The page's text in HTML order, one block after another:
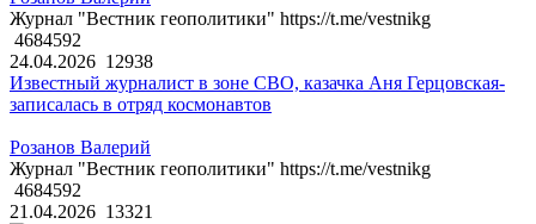
Журнал "Вестник геополитики" https://t.me/vestnikg
4684592
24.04.2026 12938
Известный журналист в зоне СВО, казачка Аня Герцовская-
записалась в отряд космонавтов
Розанов Валерий
Журнал "Вестник геополитики" https://t.me/vestnikg
4684592
21.04.2026 13321